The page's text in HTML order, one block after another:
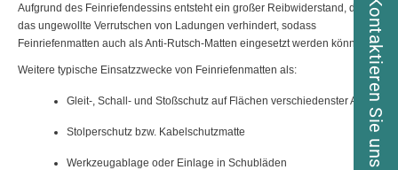
Aufgrund des Feinriefendessins entsteht ein großer Reibwiderstand, der
das ungewollte Verrutschen von Ladungen verhindert, sodass
Feinriefenmatten auch als Anti-Rutsch-Matten eingesetzt werden können.
Weitere typische Einsatzzwecke von Feinriefenmatten als:
Gleit-, Schall- und Stoßschutz auf Flächen verschiedenster Art
Stolperschutz bzw. Kabelschutzmatte
Werkzeugablage oder Einlage in Schubläden Kontaktieren Sie uns